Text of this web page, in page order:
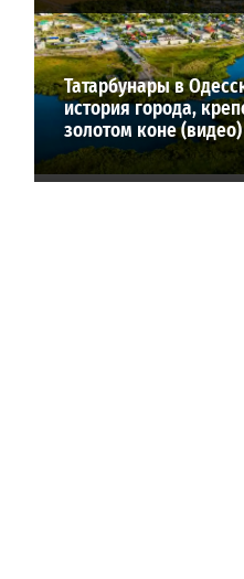
Татарбунары в
история города,
золотом коне (видео)